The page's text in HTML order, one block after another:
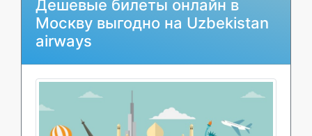
Дешевые билеты онлайн в
Москву выгодно на Uzbekistan
airways